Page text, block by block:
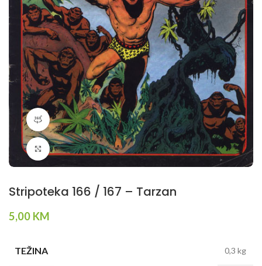
360 product view
Klikni da povečaš
Stripoteka 166 / 167 – Tarzan
5,00 KM
TEŽINA 0,3 kg